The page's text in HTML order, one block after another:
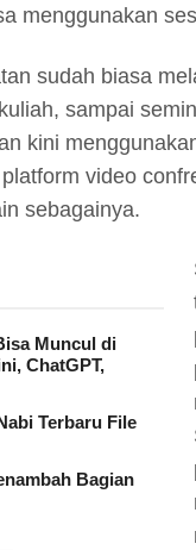
menggunakan
sudah biasa
sampai
kini
video
sebagainya.
Muncul di
ChatGPT,
Terbaru File
Bagian